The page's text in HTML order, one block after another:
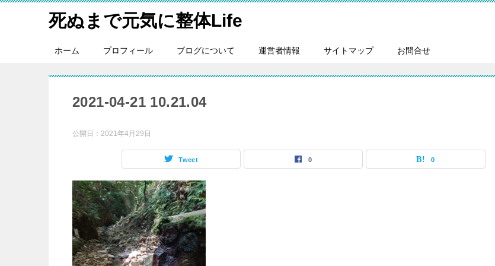
死ぬまで元気に整体Life
ホーム プロフィール ブログについて 運営者情報 サイトマップ お問合せ
2021-04-21 10.21.04
公開日： 2021年4月29日
Tweet 0 0